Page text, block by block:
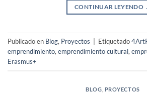
CONTINUAR LEYENDO
Publicado en Blog, Proyectos Etiquetado
emprendimiento,emprendimiento cultural,
Erasmus+
BLOG PROYECTOS